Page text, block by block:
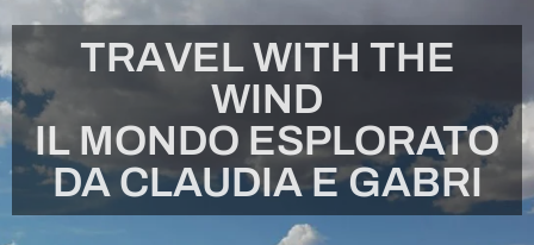
TRAVEL WITH THE
WIND
IL MONDO ESPLORATO
DA CLAUDIA E GABRI